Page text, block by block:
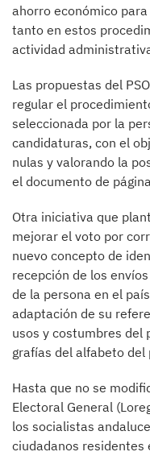
ahorro económico
tanto en estos
actividad
Las propuestas del
regular el
seleccionada por la
candidaturas, con el
nulas y valorando la
el documento de
Otra iniciativa que
mejorar el voto por
nuevo concepto de
recepción de los
de la persona en el
adaptación de su
usos y costumbres del
grafías del alfabeto del
Hasta que no se
Electoral General
los socialistas
ciudadanos residentes